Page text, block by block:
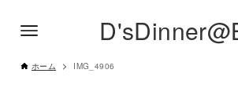
ホーム IMG_4906